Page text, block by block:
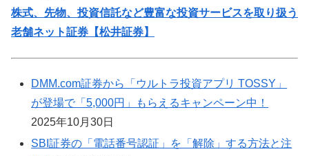
株式、先物、投資信託など豊富な投資サービスを取り扱う
老舗ネット証券【松井証券】
DMM.com証券から「ウルトラ投資アプリ TOSSY」
が登場で「5,000円」もらえるキャンペーン中！
2025年10月30日
SBI証券の「電話番号認証」を「解除」する方法と注